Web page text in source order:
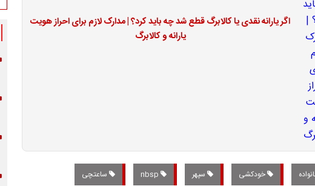
اگر یارانه نقدی یا کالابرگ قطع شد چه باید کرد؟ | مدارک لازم برای احراز هویت
یارانه و کالابرگ
خودکشی سپهر nbsp ساعتچی